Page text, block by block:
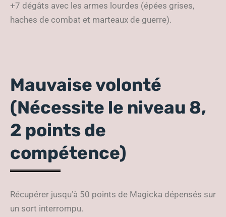
+7 dégâts avec les armes lourdes (épées grises,
haches de combat et marteaux de guerre).
Mauvaise volonté
(Nécessite le niveau 8,
2 points de
compétence)
Récupérer jusqu’à 50 points de Magicka dépensés sur
un sort interrompu.